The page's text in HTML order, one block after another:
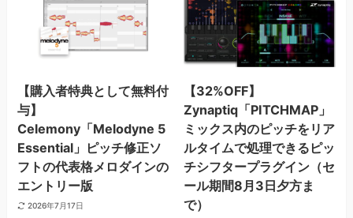
【購入者特典として無料付
与】
Celemony「Melodyne 5
Essential」ピッチ修正ソ
フトの代表格メロダインの
エントリー版
2026年7月17日
【32%OFF】
Zynaptiq「PITCHMAP」
ミックス内のピッチをリア
ルタイムで処理できるピッ
チシフタープラグイン（セ
ール期間8月3日夕方ま
で）